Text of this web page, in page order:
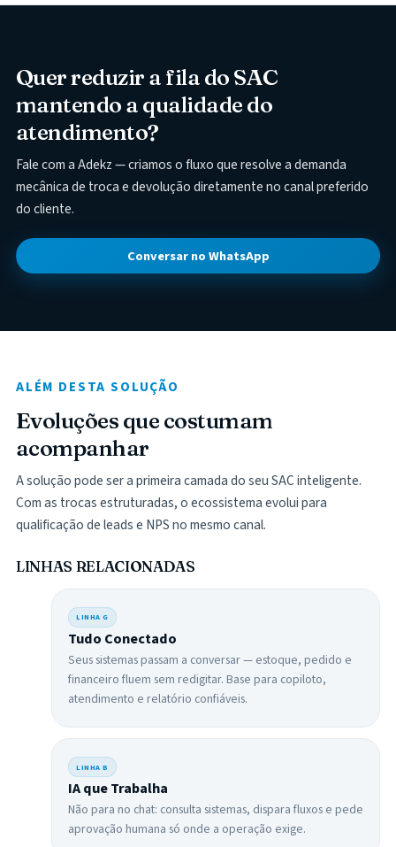
Quer reduzir a fila do SAC
mantendo a qualidade do
atendimento?
Fale com a Adekz — criamos o fluxo que resolve a demanda
mecânica de troca e devolução diretamente no canal preferido
do cliente.
Conversar no WhatsApp
ALÉM DESTA SOLUÇÃO
Evoluções que costumam
acompanhar
A solução pode ser a primeira camada do seu SAC inteligente.
Com as trocas estruturadas, o ecossistema evolui para
qualificação de leads e NPS no mesmo canal.
LINHAS RELACIONADAS
LINHAG
Tudo Conectado
Seus sistemas passam a conversar — estoque, pedido e
financeiro fluem sem redigitar. Base para copiloto,
atendimento e relatório confiáveis.
LINHAB
IA que Trabalha
Não para no chat: consulta sistemas, dispara fluxos e pede
aprovação humana só onde a operação exige.